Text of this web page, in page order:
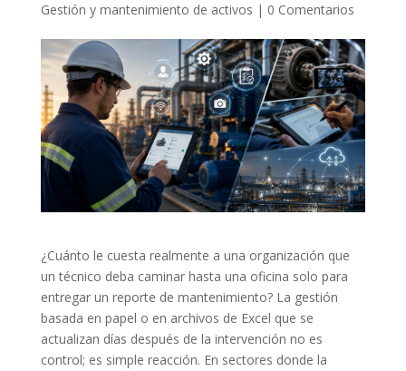
Gestión y mantenimiento de activos | 0 Comentarios
¿Cuánto le cuesta realmente a una organización que
un técnico deba caminar hasta una oficina solo para
entregar un reporte de mantenimiento? La gestión
basada en papel o en archivos de Excel que se
actualizan días después de la intervención no es
control; es simple reacción. En sectores donde la